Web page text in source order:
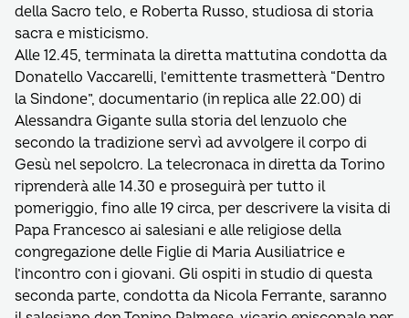
della Sacro telo, e Roberta Russo, studiosa di storia
sacra e misticismo.
Alle 12.45, terminata la diretta mattutina condotta da
Donatello Vaccarelli, l’emittente trasmetterà “Dentro
la Sindone”, documentario (in replica alle 22.00) di
Alessandra Gigante sulla storia del lenzuolo che
secondo la tradizione servì ad avvolgere il corpo di
Gesù nel sepolcro. La telecronaca in diretta da Torino
riprenderà alle 14.30 e proseguirà per tutto il
pomeriggio, fino alle 19 circa, per descrivere la visita di
Papa Francesco ai salesiani e alle religiose della
congregazione delle Figlie di Maria Ausiliatrice e
l’incontro con i giovani. Gli ospiti in studio di questa
seconda parte, condotta da Nicola Ferrante, saranno